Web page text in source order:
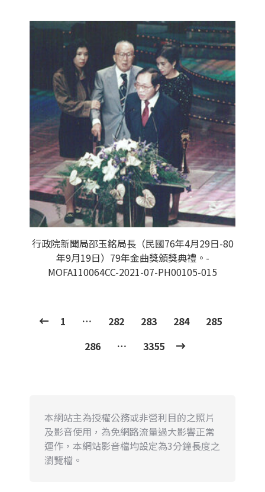
行政院新聞局邵玉銘局長（民國76年4月29日-80
年9月19日）79年金曲獎頒獎典禮。-
MOFA110064CC-2021-07-PH00105-015
1 … 282 283 284
285
286
… 3355
本網站主為授權公務或非營利目的之照片
及影音使用，為免網路流量過大影響正常
運作，本網站影音檔均設定為3分鐘長度之
瀏覽檔。